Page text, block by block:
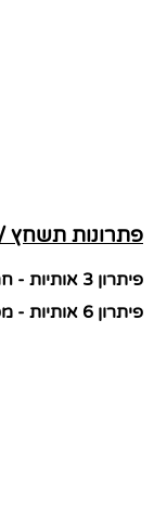
פתרונות תשחץ
פיתרון 3 אותיות - חרם
פיתרון 6 אותיות - מכמורת